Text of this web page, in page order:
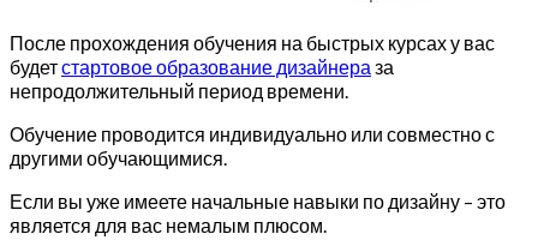
После прохождения обучения на быстрых курсах у вас
будетстартовое образование дизайнера за
непродолжительный период времени.
Обучение проводится индивидуально или совместно с
другими обучающимися.
Если вы уже имеете начальные навыки по дизайну – это
является для вас немалым плюсом.